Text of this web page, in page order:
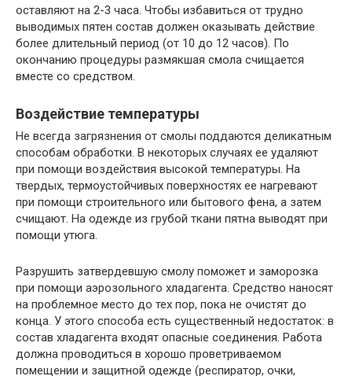
оставляют на 2-3 часа. Чтобы избавиться от трудно
выводимых пятен состав должен оказывать действие
более длительный период (от 10 до 12 часов). По
окончанию процедуры размякшая смола счищается
вместе со средством.
Воздействие температуры
Не всегда загрязнения от смолы поддаются деликатным
способам обработки. В некоторых случаях ее удаляют
при помощи воздействия высокой температуры. На
твердых, термоустойчивых поверхностях ее нагревают
при помощи строительного или бытового фена, а затем
счищают. На одежде из грубой ткани пятна выводят при
помощи утюга.
Разрушить затвердевшую смолу поможет и заморозка
при помощи аэрозольного хладагента. Средство наносят
на проблемное место до тех пор, пока не очистят до
конца. У этого способа есть существенный недостаток: в
состав хладагента входят опасные соединения. Работа
должна проводиться в хорошо проветриваемом
помещении и защитной одежде (респиратор, очки,